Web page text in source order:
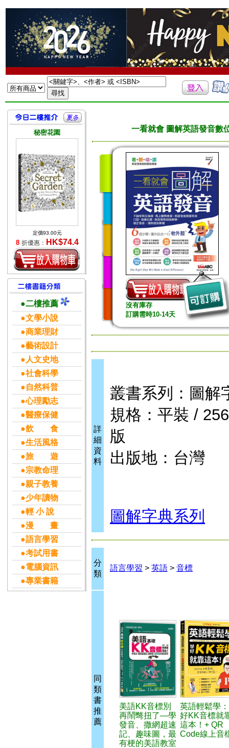
秘密花園
定價93.00元
8 折優惠： HK$74.4
●二樓推薦
●文學小說
●商業理財
●藝術設計
●人文史地
●社會科學
●自然科普
●心理勵志
●醫療保健
●飲 食
●生活風格
●旅 遊
●宗教命理
●親子教養
●少年讀物
●輕 小 說
●漫 畫
●語言學習
●考試用書
●電腦資訊
●專業書籍
一看就會 圖解英語發音數
沒有庫存
訂購需時10-14天
詳
細
資
料
叢書系列：圖解
規格：平裝 /
版
出版地：台灣
圖解字典系列
分
類
語言學習 > 英語 > 音標
同
類
書
推
薦
美語KK音標別
再鬧彆扭了—學
發音、撒網超速
記、趣味圖，最
有梗的美語教室
英語輕鬆學
好KK音標就
這本！+ QR
Code線上音